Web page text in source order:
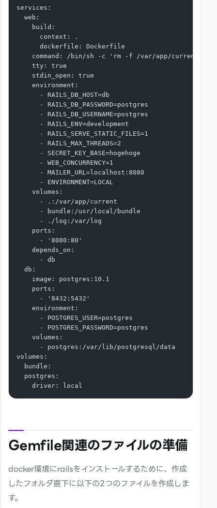
services:
  web:
    build:
      context: .
      dockerfile: Dockerfile
command: /bin/sh -c 'rm -f /var/app/current/
    tty: true
    stdin_open: true
    environment:
      - RAILS_DB_HOST=db
      - RAILS_DB_PASSWORD=postgres
      - RAILS_DB_USERNAME=postgres
      - RAILS_ENV=development
      - RAILS_SERVE_STATIC_FILES=1
      - RAILS_MAX_THREADS=2
      - SECRET_KEY_BASE=hogehoge
      - WEB_CONCURRENCY=1
      - MAILER_URL=localhost:8080
      - ENVIRONMENT=LOCAL
    volumes:
      - .:/var/app/current
      - bundle:/usr/local/bundle
      - ./log:/var/log
    ports:
      - '8080:80'
    depends_on:
      - db
  db:
    image: postgres:10.1
    ports:
      - '8432:5432'
    environment:
      - POSTGRES_USER=postgres
      - POSTGRES_PASSWORD=postgres
    volumes:
      - postgres:/var/lib/postgresql/data
volumes:
  bundle:
  postgres:
    driver: local
Gemfile関連のファイルの準備
docker環境にrailsをインストールするために、作成
したフォルダ直下に以下の2つのファイルを作成しま
す。